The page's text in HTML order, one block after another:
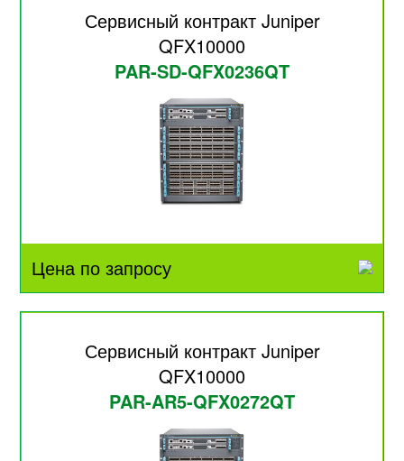
Сервисный контракт Juniper
QFX10000
PAR-SD-QFX0236QT
Цена по запросу
Сервисный контракт Juniper
QFX10000
PAR-AR5-QFX0272QT